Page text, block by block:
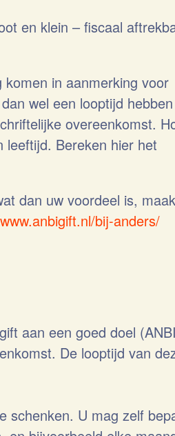
en klein – fiscaal
in aanmerking voor
wel een looptijd
overeenkomst.
leeftijd. Bereken hier het
dan uw voordeel is,
bij-anders/
aan een goed doel
De looptijd van
schenken. U mag zelf